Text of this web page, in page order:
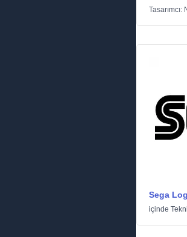
Tasarımcı:
Sega
içinde